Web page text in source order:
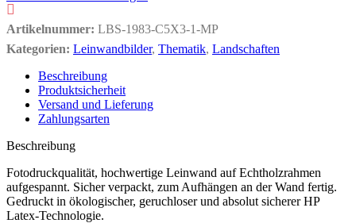
Artikelnummer: LBS-1983-C5X3-1-MP
Kategorien: Leinwandbilder, Thematik, Landschaften
Beschreibung
Produktsicherheit
Versand und Lieferung
Zahlungsarten
Beschreibung
Fotodruckqualität, hochwertige Leinwand auf Echtholzrahmen
aufgespannt. Sicher verpackt, zum Aufhängen an der Wand fertig.
Gedruckt in ökologischer, geruchloser und absolut sicherer HP
Latex-Technologie.